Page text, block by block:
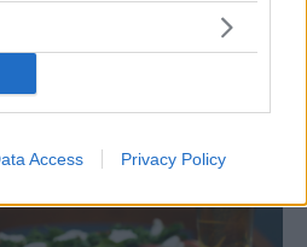
Access Privacy Policy